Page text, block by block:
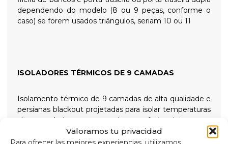
Valoramos tu privacidad
dependendo do modelo (8 ou 9 peças, conforme o
caso) se forem usados triângulos, seriam 10 ou 11
ISOLADORES TÉRMICOS DE 9 CAMADAS
Isolamento térmico de 9 camadas de alta qualidade e
persianas blackout projetadas para isolar temperaturas
altas e baixas para maior conforto interno e
proporcionar escuridão total para noites tranquilas,
fixadas com ventosas de rosca de alta sucção que são